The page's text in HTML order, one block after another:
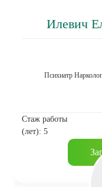
Илевич
Психиатр Нарколог
Стаж работы
(лет): 5